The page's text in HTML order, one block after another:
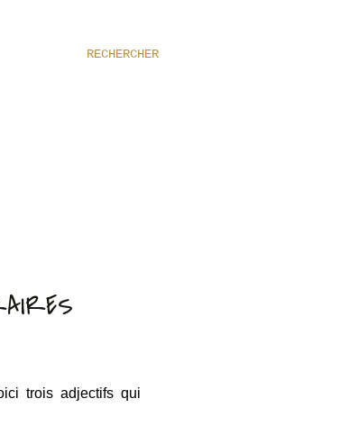
RECHERCHER
trois adjectifs qui